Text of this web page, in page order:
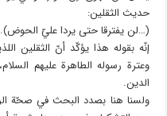
حديث الثقلين:
(…لن يفترقا حتى يردا عليّ الحوض).
إنّه بقوله هذا يؤكّد أنّ الثقلين
وعترة رسوله الطاهرة عليهم
الدين.
ولسنا هنا بصدد البحث في صحّة